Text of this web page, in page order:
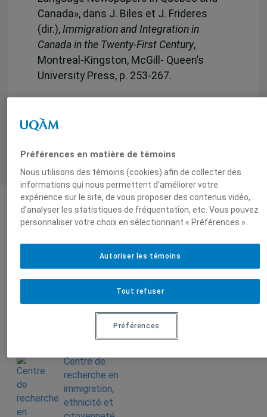
Canada», dans J. Biles et J. Frideres
(dir.), Immigration and Integration in
Canada in the Twenty-First Century,
Montreal-Kingston, McGill- Queen’s
University Press, p. 253-267.
Auteurs-trices
Centre de
recherche en
immigration,
ethnicité et
Préférences en matière de témoins
Nous utilisons des témoins (cookies) afin de collecter des
informations qui nous permettent d’améliorer votre
expérience sur le site, de vous proposer des contenus vidéo,
d’analyser les statistiques de fréquentation, etc. Vous pouvez
personnaliser votre choix en sélectionnant « Préférences ».
Tout refuser
Autoriser les témoins
Préférences